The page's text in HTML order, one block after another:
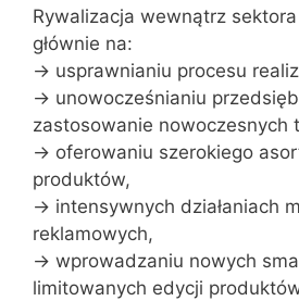
Rywalizacja wewnątrz sektora
głównie na:
→ usprawnianiu procesu
→ unowocześnianiu
zastosowanie nowoczesnych
→ oferowaniu szerokiego
produktów,
→ intensywnych działaniach
reklamowych,
→ wprowadzaniu nowych
limitowanych edycji